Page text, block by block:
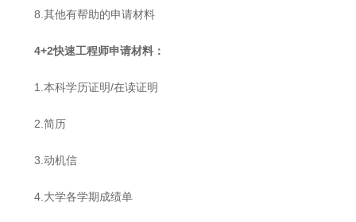
8.其他有帮助的申请材料
4+2快速工程师申请材料：
1.本科学历证明/在读证明
2.简历
3.动机信
4.大学各学期成绩单